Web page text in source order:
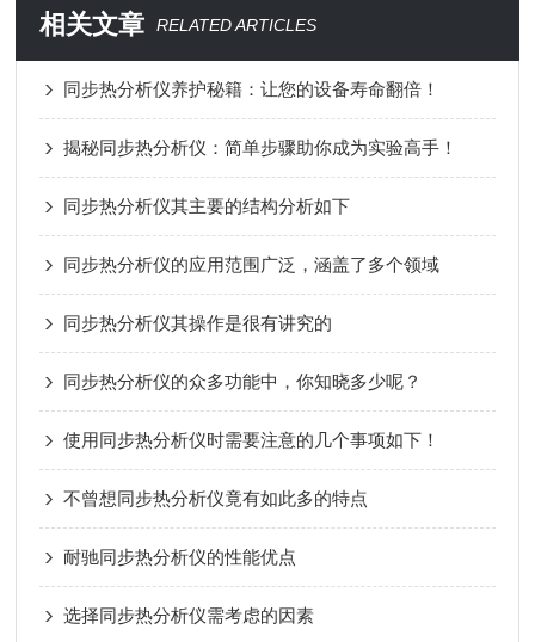
相关文章 RELATED ARTICLES
同步热分析仪养护秘籍：让您的设备寿命翻倍！
揭秘同步热分析仪：简单步骤助你成为实验高手！
同步热分析仪其主要的结构分析如下
同步热分析仪的应用范围广泛，涵盖了多个领域
同步热分析仪其操作是很有讲究的
同步热分析仪的众多功能中，你知晓多少呢？
使用同步热分析仪时需要注意的几个事项如下！
不曾想同步热分析仪竟有如此多的特点
耐驰同步热分析仪的性能优点
选择同步热分析仪需考虑的因素